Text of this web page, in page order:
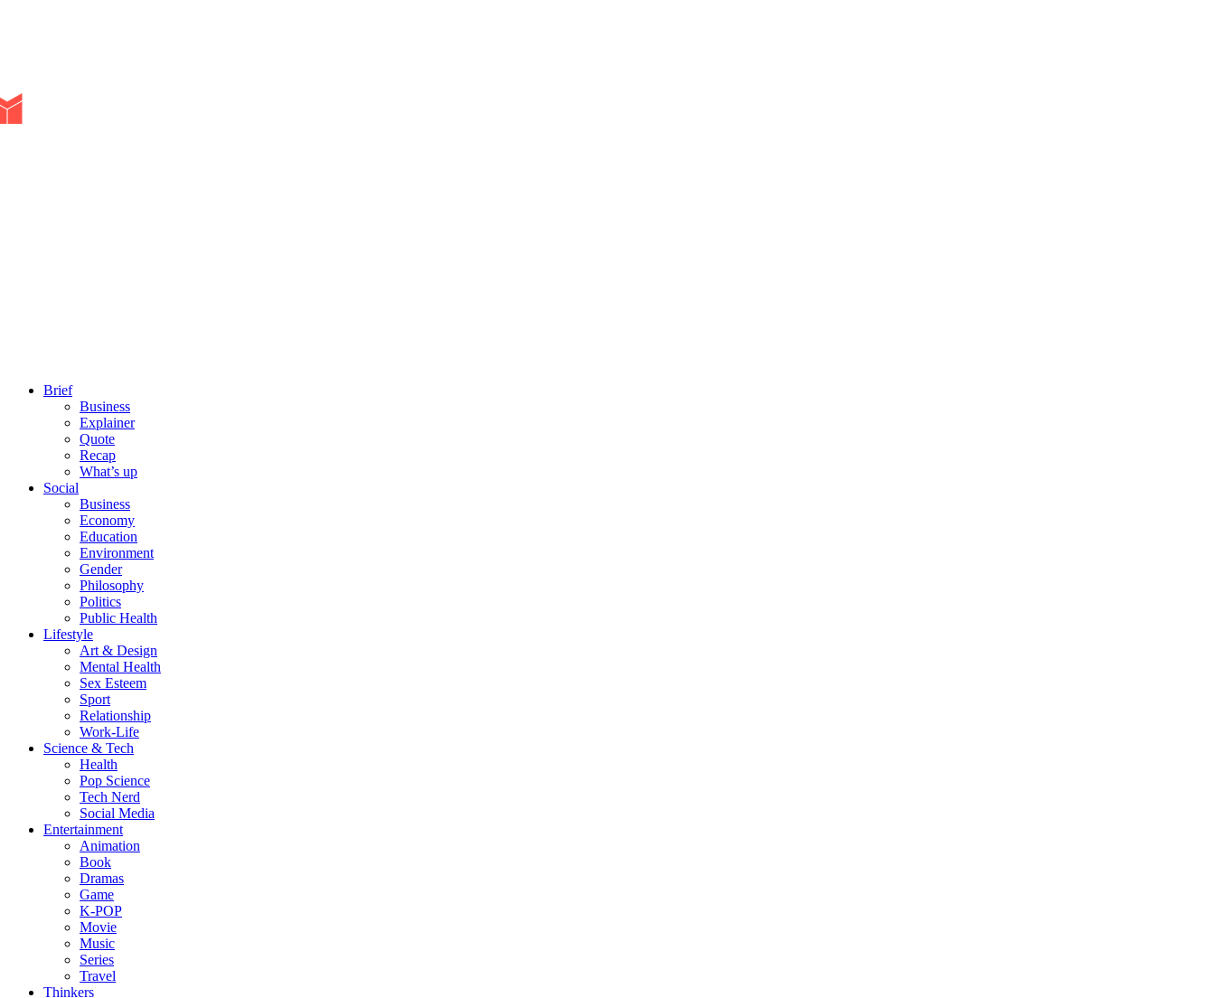
Brief
Business
Explainer
Quote
Recap
What’s up
Social
Business
Economy
Education
Environment
Gender
Philosophy
Politics
Public Health
Lifestyle
Art & Design
Mental Health
Sex Esteem
Sport
Relationship
Work-Life
Science & Tech
Health
Pop Science
Tech Nerd
Social Media
Entertainment
Animation
Book
Dramas
Game
K-POP
Movie
Music
Series
Travel
Thinkers